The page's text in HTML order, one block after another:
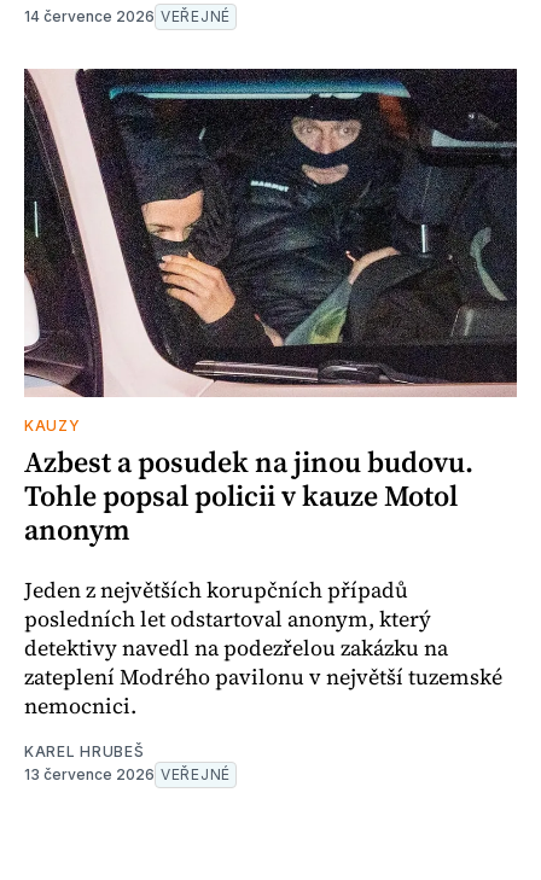
14 července 2026 VEŘEJNÉ
KAUZY
Azbest a posudek na jinou budovu.
Tohle popsal policii v kauze Motol
anonym
Jeden z největších korupčních případů
posledních let odstartoval anonym, který
detektivy navedl na podezřelou zakázku na
zateplení Modrého pavilonu v největší tuzemské
nemocnici.
KAREL HRUBEŠ
13 července 2026 VEŘEJNÉ